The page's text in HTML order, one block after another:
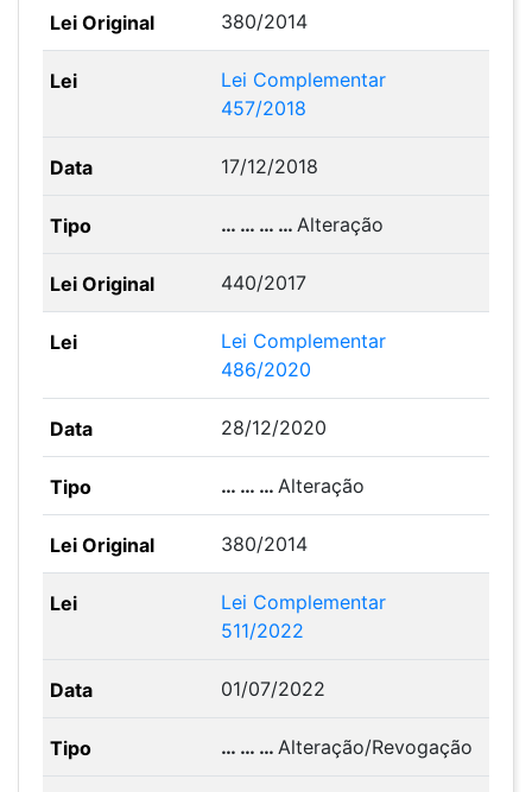
380/2014
Lei Complementar
457/2018
17/12/2018
… … … …Alteração
440/2017
Lei Complementar
486/2020
28/12/2020
… … …Alteração
380/2014
Lei Complementar
511/2022
01/07/2022
… … …Alteração/Revogação